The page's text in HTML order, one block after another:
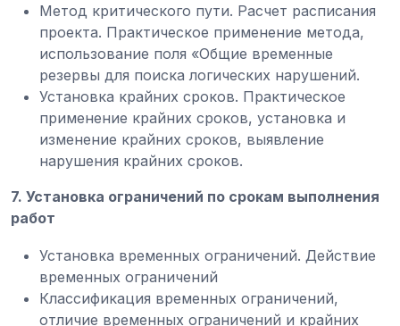
Метод критического пути. Расчет расписания
проекта. Практическое применение метода,
использование поля «Общие временные
резервы для поиска логических нарушений.
Установка крайних сроков. Практическое
применение крайних сроков, установка и
изменение крайних сроков, выявление
нарушения крайних сроков.
7. Установка ограничений по срокам выполнения
работ
Установка временных ограничений. Действие
временных ограничений
Классификация временных ограничений,
отличие временных ограничений и крайних